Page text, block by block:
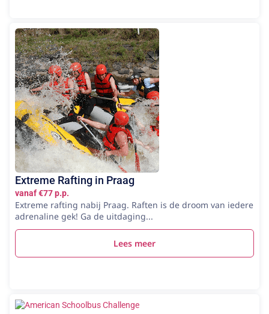
Extreme Rafting in Praag
vanaf €77 p.p.
Extreme rafting nabij Praag. Raften is de droom van iedere
adrenaline gek! Ga de uitdaging...
Lees meer